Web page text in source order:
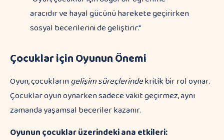
aracıdır ve hayal gücünü harekete geçirirken
sosyal becerilerini de geliştirir."
Çocuklar için Oyunun Önemi
Oyun, çocuklarıngelişim süreçlerindekritik bir rol oynar.
Çocuklar oyun oynarken sadece vakit geçirmez, aynı
zamanda yaşamsal beceriler kazanır.
Oyunun çocuklar üzerindeki ana etkileri: